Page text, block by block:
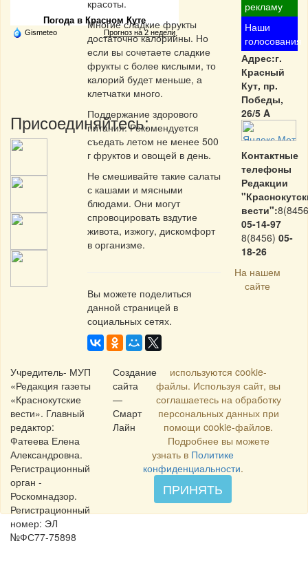
Погода в Красном Куте
Gismeteo Прогноз на 2 недели
Присоединяйтесь:
красоты.
Многие сладкие фрукты
достаточно калорийны. Но
если вы сочетаете сладкие
фрукты с более кислыми, то
калорий будет меньше, а
клетчатки много.
Поддержание здорового
питания. Рекомендуется
съедать летом не менее 500
г фруктов и овощей в день.
Не смешивайте такие салаты
с кашами и мясными
блюдами. Они могут
спровоцировать вздутие
живота, изжогу, дискомфорт
в организме.
Вы можете поделиться
данной страницей в
социальных сетях.
рекламу
Наши
голосования
Адрес:г.
Красный
Кут, пр.
Победы,
26/5 A
Контактные
телефоны
Редакции
вести":
05-14-97
8(8456) 05-
18-26
Учредитель- МУП
«Редакция газеты
«Краснокутские
вести». Главный
редактор:
Фатеева Елена
Александровна.
Регистрационный
орган -
Роскомнадзор.
Регистрационный
номер: ЭЛ
№ФС77-75898
Создание
сайта
—
Смарт
Лайн
На нашем
сайте
используются cookie-
файлы. Используя сайт, вы
соглашаетесь на обработку
персональных данных при
помощи cookie-файлов.
Подробнее вы можете
узнать в Политике
конфиденциальности.
ПРИНЯТЬ